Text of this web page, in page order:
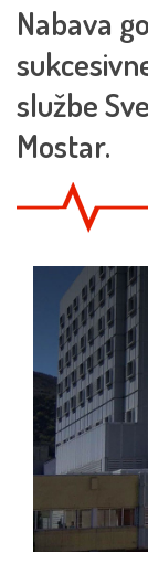
Nabava
službe
Mostar.